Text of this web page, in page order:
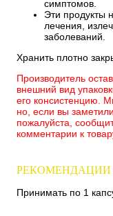
симптомов.
Эти продукты
лечения,
заболеваний.
Хранить плотно
Производитель
внешний вид
его консистенцию.
но, если вы
пожалуйста,
комментарии к
Принимать по 1